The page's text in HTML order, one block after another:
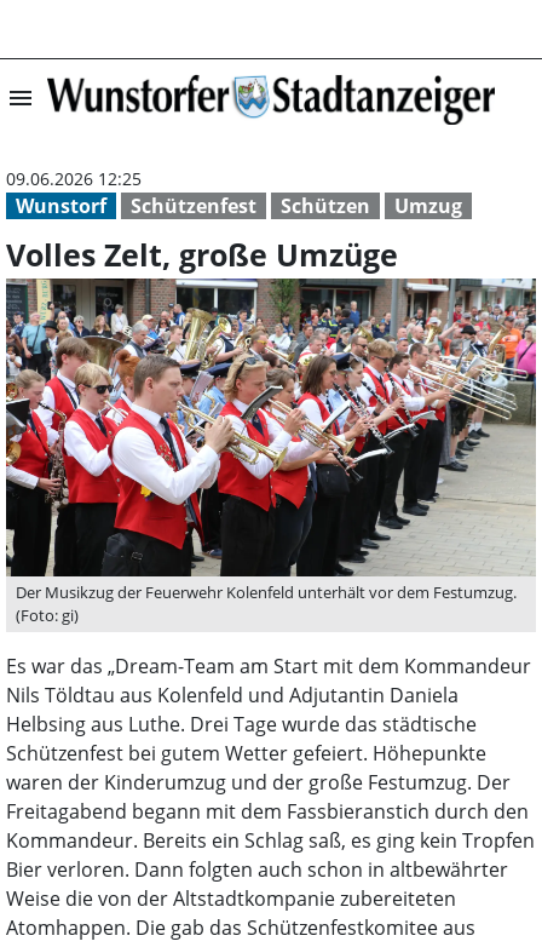
menu Volles Zelt,
Wunstorf Schützenfest Schützen Umzug
09.06.2026 12:25
Volles Zelt, große Umzüge
Der Musikzug der Feuerwehr Kolenfeld unterhält vor dem Festumzug.
(Foto: gi)
Es war das „Dream-Team am Start mit dem Kommandeur
Nils Töldtau aus Kolenfeld und Adjutantin Daniela
Helbsing aus Luthe. Drei Tage wurde das städtische
Schützenfest bei gutem Wetter gefeiert. Höhepunkte
waren der Kinderumzug und der große Festumzug. Der
Freitagabend begann mit dem Fassbieranstich durch den
Kommandeur. Bereits ein Schlag saß, es ging kein Tropfen
Bier verloren. Dann folgten auch schon in altbewährter
Weise die von der Altstadtkompanie zubereiteten
Atomhappen. Die gab das Schützenfestkomitee aus